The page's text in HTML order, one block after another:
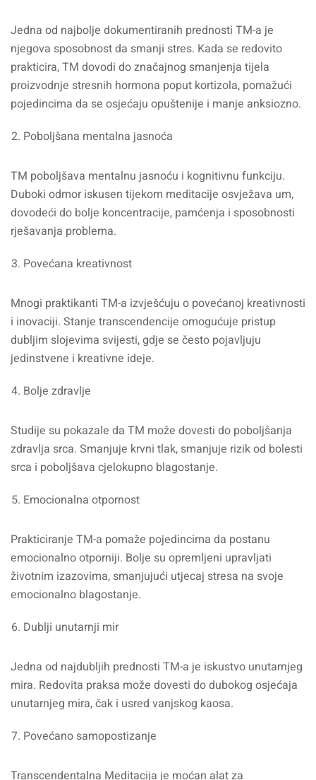
Jedna od najbolje dokumentiranih prednosti TM-a je
njegova sposobnost da smanji stres. Kada se redovito
prakticira, TM dovodi do značajnog smanjenja tijela
proizvodnje stresnih hormona poput kortizola, pomažući
pojedincima da se osjećaju opuštenije i manje anksiozno.
Poboljšana mentalna jasnoća
TM poboljšava mentalnu jasnoću i kognitivnu funkciju.
Duboki odmor iskusen tijekom meditacije osvježava um,
dovodeći do bolje koncentracije, pamćenja i sposobnosti
rješavanja problema.
Povećana kreativnost
Mnogi praktikanti TM-a izvješćuju o povećanoj kreativnosti
i inovaciji. Stanje transcendencije omogućuje pristup
dubljim slojevima svijesti, gdje se često pojavljuju
jedinstvene i kreativne ideje.
Bolje zdravlje
Studije su pokazale da TM može dovesti do poboljšanja
zdravlja srca. Smanjuje krvni tlak, smanjuje rizik od bolesti
srca i poboljšava cjelokupno blagostanje.
Emocionalna otpornost
Prakticiranje TM-a pomaže pojedincima da postanu
emocionalno otporniji. Bolje su opremljeni upravljati
životnim izazovima, smanjujući utjecaj stresa na svoje
emocionalno blagostanje.
Dublji unutarnji mir
Jedna od najdubljih prednosti TM-a je iskustvo unutarnjeg
mira. Redovita praksa može dovesti do dubokog osjećaja
unutarnjeg mira, čak i usred vanjskog kaosa.
Povećano samopostizanje
Transcendentalna Meditacija je moćan alat za